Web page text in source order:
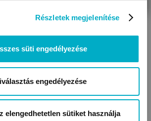
Részletek megjelenítése
süti engedélyezése
engedélyezése
elengedhetetlen sütiket használja
,22